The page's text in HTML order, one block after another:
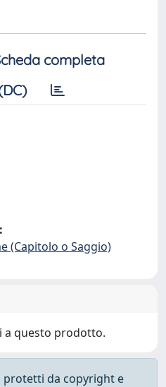
completa
(Capitolo o Saggio)
a questo prodotto.
protetti da copyright e